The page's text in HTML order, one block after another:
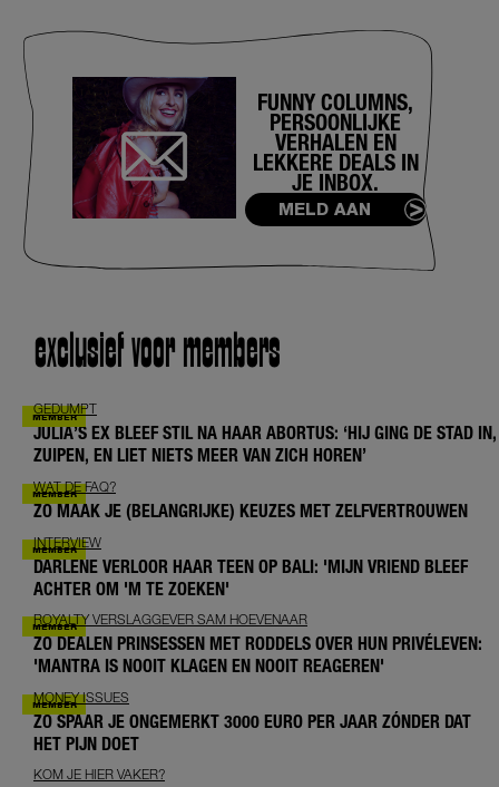
FUNNY COLUMNS,
PERSOONLIJKE
VERHALEN EN
LEKKERE DEALS IN
JE INBOX.
MELD AAN
exclusief voor members
GEDUMPT
JULIA’S EX BLEEF STIL NA HAAR ABORTUS: ‘HIJ GING DE STAD IN,
ZUIPEN, EN LIET NIETS MEER VAN ZICH HOREN’
WAT DE FAQ?
ZO MAAK JE (BELANGRIJKE) KEUZES MET ZELFVERTROUWEN
INTERVIEW
DARLENE VERLOOR HAAR TEEN OP BALI: 'MIJN VRIEND BLEEF
ACHTER OM 'M TE ZOEKEN'
ROYALTY VERSLAGGEVER SAM HOEVENAAR
ZO DEALEN PRINSESSEN MET RODDELS OVER HUN PRIVÉLEVEN:
'MANTRA IS NOOIT KLAGEN EN NOOIT REAGEREN'
MONEY ISSUES
ZO SPAAR JE ONGEMERKT 3000 EURO PER JAAR ZÓNDER DAT
HET PIJN DOET
KOM JE HIER VAKER?